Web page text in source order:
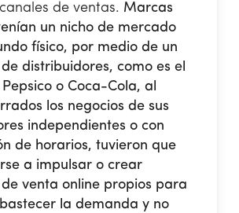
de ventas. Marcas
un nicho de mercado
físico, por medio de un
distribuidores, como es el
o Coca-Cola, al
los negocios de sus
independientes o con
de horarios, tuvieron que
a impulsar o crear
venta online propios para
la demanda y no